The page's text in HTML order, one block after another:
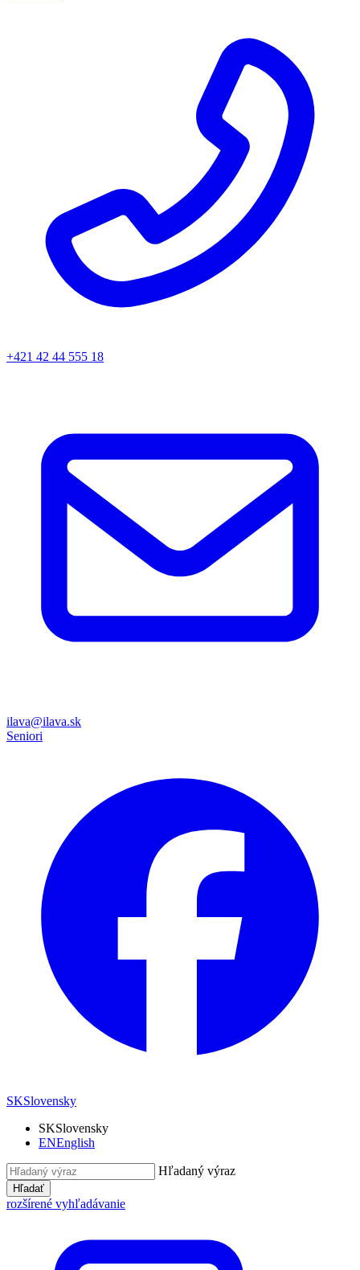
+421 42 44 555 18
ilava@ilava.sk
Seniori
SKSlovensky
SKSlovensky
ENEnglish
Hľadaný výraz
Hľadať
rozšírené vyhľadávanie